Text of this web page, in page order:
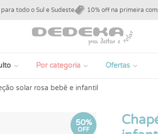
todo o Sul e Sudeste 10% off na primeira
Por categoria Ofertas
solar rosa bebê e infantil
50%
OFF